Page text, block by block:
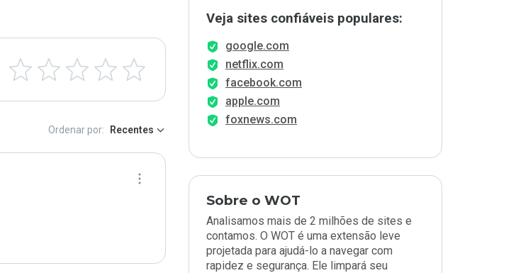
Ordenar por: Recentes
Veja sites confiáveis populares:
google.com
netflix.com
facebook.com
apple.com
foxnews.com
Sobre o WOT
Analisamos mais de 2 milhões de sites e
contamos. O WOT é uma extensão leve
projetada para ajudá-lo a navegar com
rapidez e segurança. Ele limpará seu